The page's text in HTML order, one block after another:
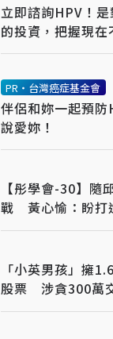
立即諮詢HPV！
的投資，把握現在
PR・台灣癌症基金會
伴侶和妳一起預
說愛妳！
【彤學會-30】隨
戰 黃心愉：盼打
「小英男孩」擁
股票 涉貪300萬